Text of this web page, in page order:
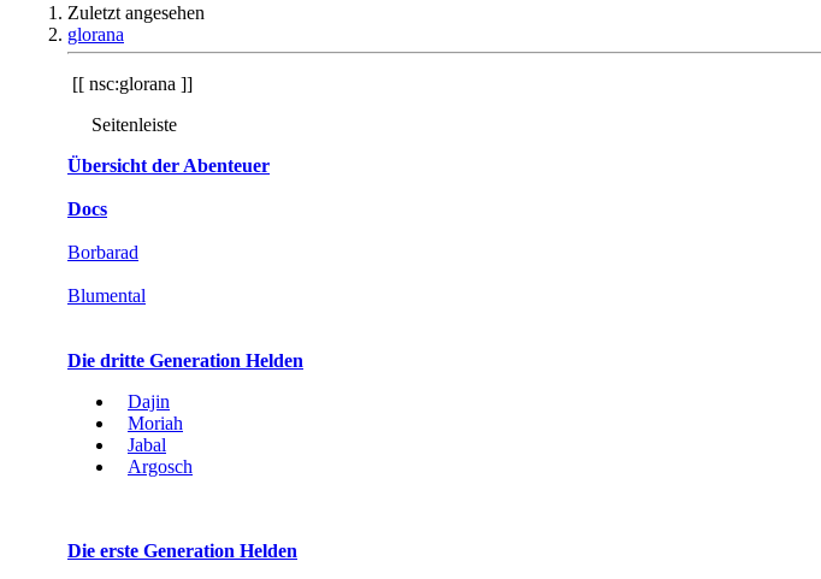
Zuletzt angesehen
glorana
nsc:glorana
Seitenleiste
Übersicht der Abenteuer
Docs
Borbarad
Blumental
Die dritte Generation Helden
Dajin
Moriah
Jabal
Argosch
Die erste Generation Helden